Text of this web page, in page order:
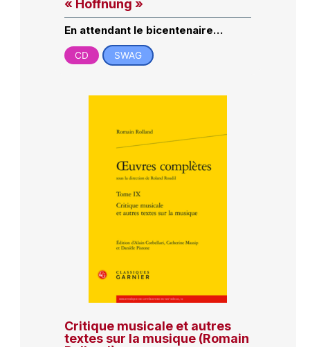
« Hoffnung »
En attendant le bicentenaire…
CD SWAG
Critique musicale et autres
textes sur la musique (Romain